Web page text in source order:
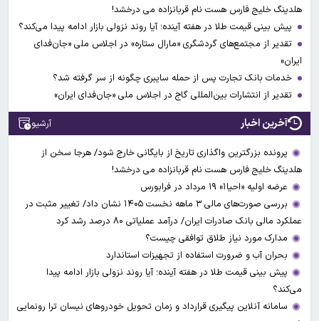
هلدینگ خلیج فارس هست نام قربانزاده می درخشد!
پیش بینی قیمت طلا در هفته آینده؛ آیا روند نزولی بازار ادامه پیدا می‌کند؟
تقدیر از مجتمع‌های گردشگری «مارال ستاره» در اجلاس ملی «جان‌فدای
ایران»
خدمات بانک تجارت پس از حمله سایبری چگونه از سر گرفته شد؟
تقدیر از انتشارات بین‌المللی گاج در اجلاس ملی «جان‌فدای ایران»
آخرین اخبار آرشیو
پرونده بزرگترین واگذاری تاریخ از بایگانی خارج شود/ هرجا سخن از
هلدینگ خلیج فارس هست نام قربانزاده می درخشد!
عرضه اولیه «احیا۱» ۱۹ مرداد در فرابورس
بررسی صورت‌های مالی ۳ ماهه نخست ۱۴۰۵ نشان داد/ تغییر مثبت در
عملکرد مالی بانک صادرات ایران/ درآمد عملیاتی ۸۰ درصد رشد کرد
مدارک مورد نیاز طلاق توافقی چیست؟
بحران آب و ضرورت استفاده از تجهیزات استاندارد
پیش بینی قیمت طلا در هفته آینده؛ آیا روند نزولی بازار ادامه پیدا
می‌کند؟
سامانه آنلاین پیگیری قرارداد‌ و زمان تحویل خودرو‌های نیسان ترا رونمایی